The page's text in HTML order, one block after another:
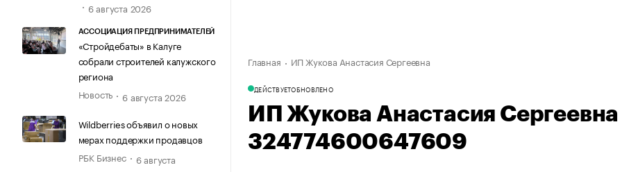
6 августа 2026
АССОЦИАЦИЯ ПРЕДПРИНИМАТЕЛЕЙ
«Стройдебаты» в Калуге
собрали строителей калужского
региона
Новость
6 августа 2026
Wildberries объявил о новых
мерах поддержки продавцов
РБК Бизнес
6 августа
Главная ИП Жукова Анастасия Сергеевна
ДЕЙСТВУЕТОБНОВЛЕНО
ИП Жукова Анастасия
324774600647609